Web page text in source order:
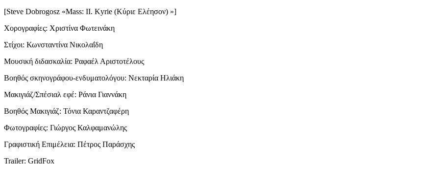
[Steve Dobrogosz «Mass: II. Kyrie (Κύριε Ελέησον) »]
Χορογραφίες: Χριστίνα Φωτεινάκη
Στίχοι: Κωνσταντίνα Νικολαΐδη
Μουσική διδασκαλία: Ραφαέλ Αριστοτέλους
Βοηθός σκηνογράφου-ενδυματολόγου: Νεκταρία Ηλιάκη
Μακιγιάζ/Σπέσιαλ εφέ: Ράνια Γιαννάκη
Βοηθός Μακιγιάζ: Τόνια Καραντζαφέρη
Φωτογραφίες: Γιώργος Καλφαμανώλης
Γραφιστική Επιμέλεια: Πέτρος Παράσχης
Trailer: GridFox